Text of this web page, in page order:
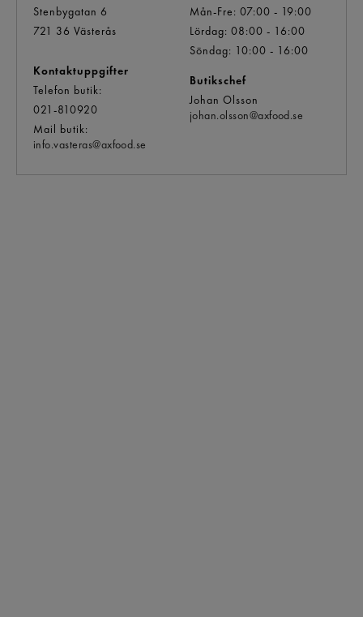
Stenbygatan 6
721 36 Västerås
Kontaktuppgifter
Telefon butik:
021-810920
Mail butik:
info.vasteras@axfood.se
Mån-Fre: 07:00 - 19:00
Lördag: 08:00 - 16:00
Söndag: 10:00 - 16:00
Butikschef
Johan Olsson
johan.olsson@axfood.se